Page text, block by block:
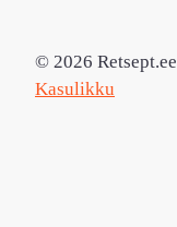
© 2026 Retsept.ee
Kasulikku